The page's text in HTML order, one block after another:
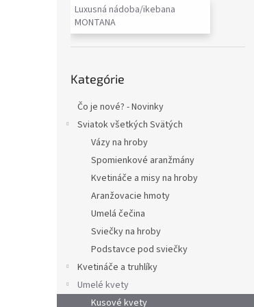
Luxusná nádoba/ikebana
MONTANA
kategórie
Kategórie
Čo je nové? - Novinky
Sviatok všetkých Svätých
Vázy na hroby
Spomienkové aranžmány
Kvetináče a misy na hroby
Aranžovacie hmoty
Umelá čečina
Sviečky na hroby
Podstavce pod sviečky
Kvetináče a truhlíky
Umelé kvety
Kusové kvety